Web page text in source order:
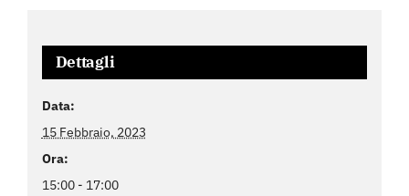
Dettagli
Data:
15 Febbraio, 2023
Ora:
15:00 - 17:00